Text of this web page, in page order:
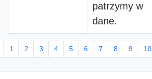
patrzymy w
dane.
1 2 3 4 5 6 7 8 9 10